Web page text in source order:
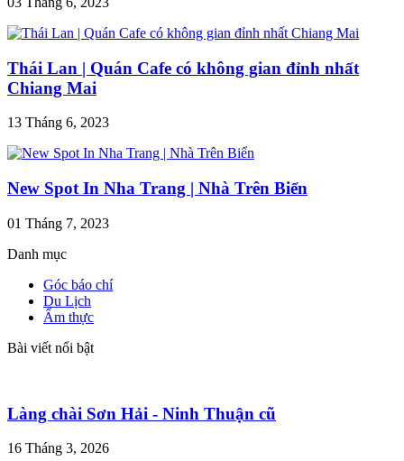
Thái Lan | Quán Cafe có không gian đỉnh nhất
Chiang Mai
13 Tháng 6, 2023
New Spot In Nha Trang | Nhà Trên Biển
01 Tháng 7, 2023
Danh mục
Góc báo chí
Du Lịch
Ẩm thực
Bài viết nổi bật
Làng chài Sơn Hải - Ninh Thuận cũ
16 Tháng 3, 2026